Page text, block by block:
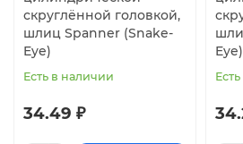
скруглённой головкой,
шлиц Spanner (Snake-
Eye)
Есть в наличии
34.49 ₽
Eye)